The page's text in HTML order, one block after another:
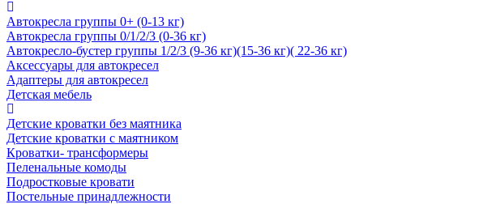
Автокресла группы 0+ (0-13 кг)
Автокресла группы 0/1/2/3 (0-36 кг)
Автокресло-бустер группы 1/2/3 (9-36 кг)(15-36 кг)( 22-36 кг)
Аксессуары для автокресел
Адаптеры для автокресел
Детская мебель
Детские кроватки без маятника
Детские кроватки с маятником
Кроватки- трансформеры
Пеленальные комоды
Подростковые кровати
Постельные принадлежности